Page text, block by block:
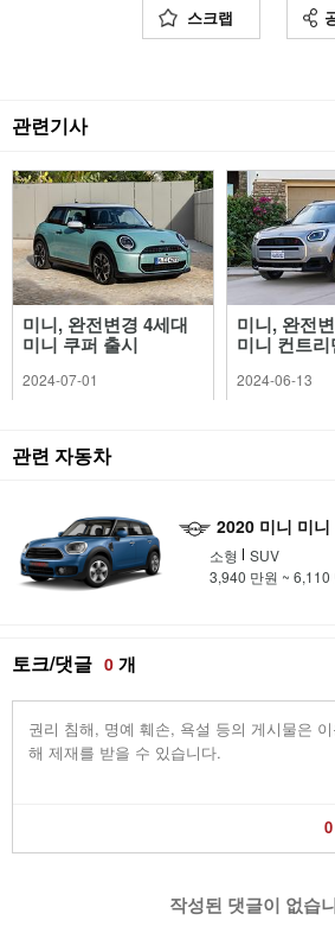
스크랩
관련기사
미니, 완전변경 4세대
미니 쿠퍼 출시
2024-07-01
미니, 완전
미니 컨트
2024-06-13
관련 자동차
2020 미니 미
소형
SUV
3,940 만원 ~ 6,110
토크/댓글 0 개
0
작성된 댓글이 없습